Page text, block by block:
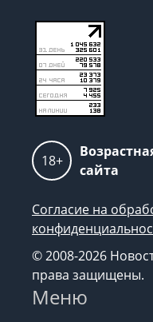
18+
сайта
Согласие на
© 2008-2026
права защищены.
Меню